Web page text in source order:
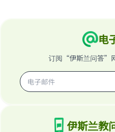
电
订阅“伊斯兰问答”
伊斯兰教